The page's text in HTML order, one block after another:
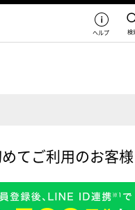
検
ヘルプ
てご利用のお客様